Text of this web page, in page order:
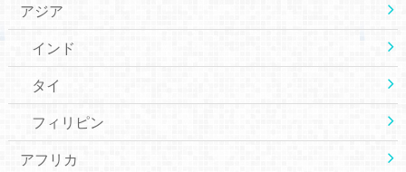
アジア
インド
タイ
フィリピン
アフリカ